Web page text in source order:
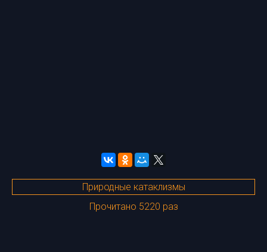
Природные катаклизмы
Прочитано 5220 раз